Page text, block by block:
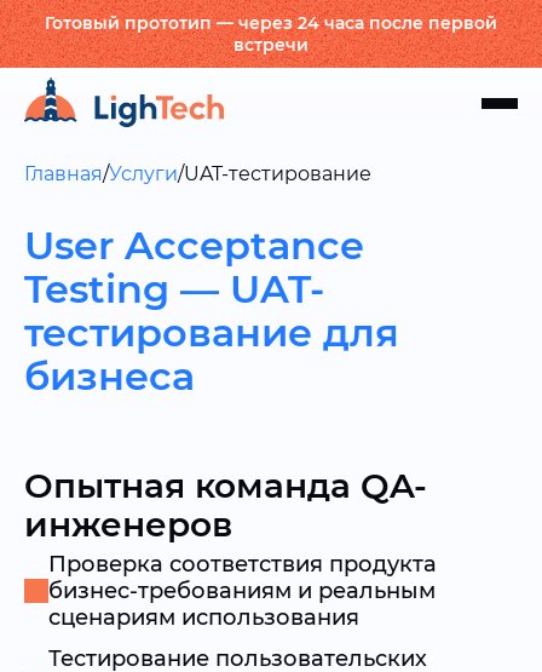
Готовый прототип — через 24 часа после первой
встречи
Главная/Услуги/UAT-тестирование
User Acceptance
Testing — UAT-
тестирование для
бизнеса
Опытная команда QA-
инженеров
Проверка соответствия продукта
бизнес-требованиям и реальным
сценариям использования
Тестирование пользовательских